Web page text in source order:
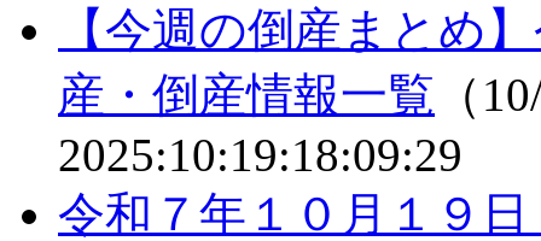
【今週の倒産まとめ
産・倒産情報一覧 （
2025:10:19:18:09:29
令和７年１０月１９